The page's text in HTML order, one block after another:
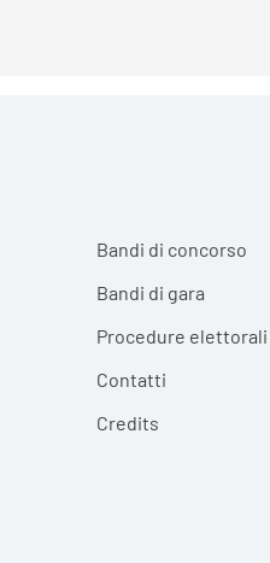
Bandi di concorso
Bandi di gara
Procedure elettorali
Contatti
Credits